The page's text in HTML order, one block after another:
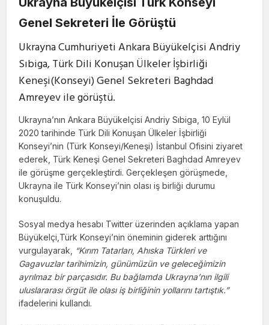
Genel Sekreteri İle Görüştü
Ukrayna Cumhuriyeti Ankara Büyükelçisi Andriy
Sıbiga, Türk Dili Konuşan Ülkeler İşbirliği
Keneşi(Konseyi) Genel Sekreteri Baghdad
Amreyev ile görüştü.
Ukrayna’nın Ankara Büyükelçisi Andriy Sıbiga, 10 Eylül
2020 tarihinde Türk Dili Konuşan Ülkeler İşbirliği
Konseyi’nin (Türk Konseyi/Keneşi) İstanbul Ofisini ziyaret
ederek, Türk Keneşi Genel Sekreteri Baghdad Amreyev
ile görüşme gerçekleştirdi. Gerçekleşen görüşmede,
Ukrayna ile Türk Konseyi’nin olası iş birliği durumu
konuşuldu.
Sosyal medya hesabı Twitter üzerinden açıklama yapan
Büyükelçi,Türk Konseyi’nin öneminin giderek arttığını
vurgulayarak, “Kırım Tatarları, Ahıska Türkleri ve
Gagavuzlar tarihimizin, günümüzün ve geleceğimizin
ayrılmaz bir parçasıdır. Bu bağlamda Ukrayna’nın ilgili
uluslararası örgüt ile olası iş birliğinin yollarını tartıştık.”
ifadelerini kullandı.